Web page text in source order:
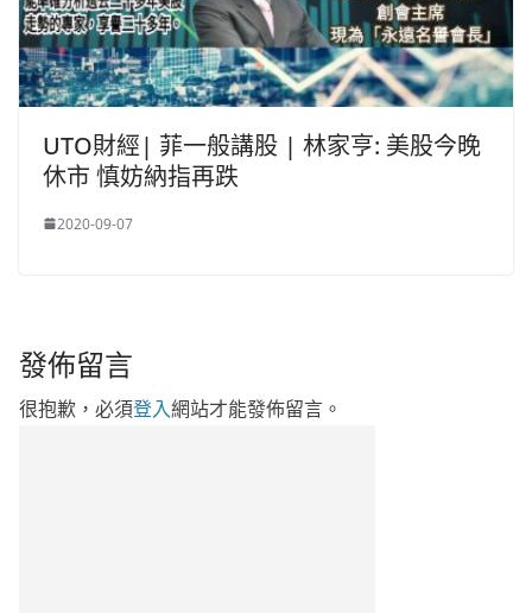
UTO財經| 菲一般講股 | 林家亨: 美股今晚
休市 慎妨納指再跌
2020-09-07
發佈留言
很抱歉，必須登入網站才能發佈留言。